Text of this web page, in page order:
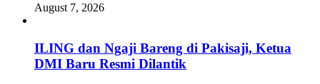
August 7, 2026
ILING dan Ngaji Bareng di Pakisaji, Ketua
DMI Baru Resmi Dilantik